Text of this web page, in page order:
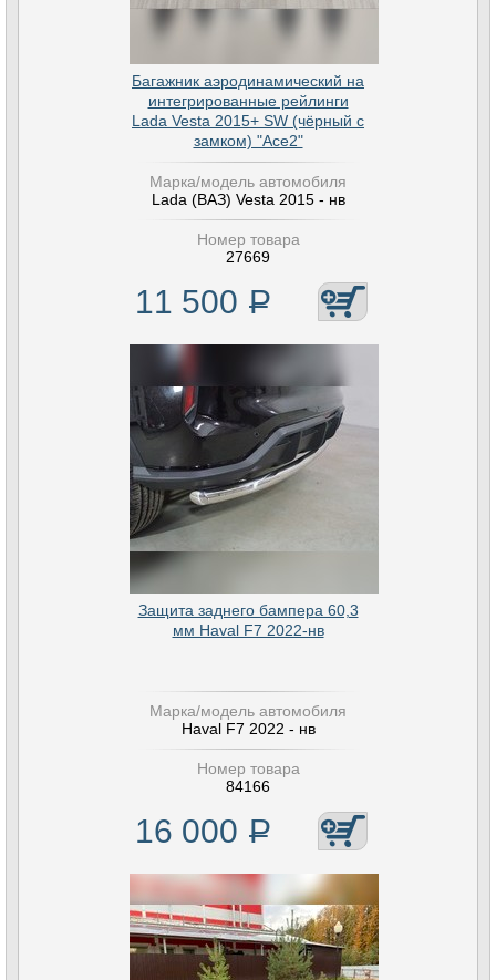
Багажник аэродинамический на
интегрированные рейлинги
Lada Vesta 2015+ SW (чёрный с
замком) "Ace2"
Марка/модель автомобиля
Lada (ВАЗ) Vesta 2015 - нв
Номер товара
27669
11 500 Р
Защита заднего бампера 60,3
мм Haval F7 2022-нв
Марка/модель автомобиля
Haval F7 2022 - нв
Номер товара
84166
16 000 Р